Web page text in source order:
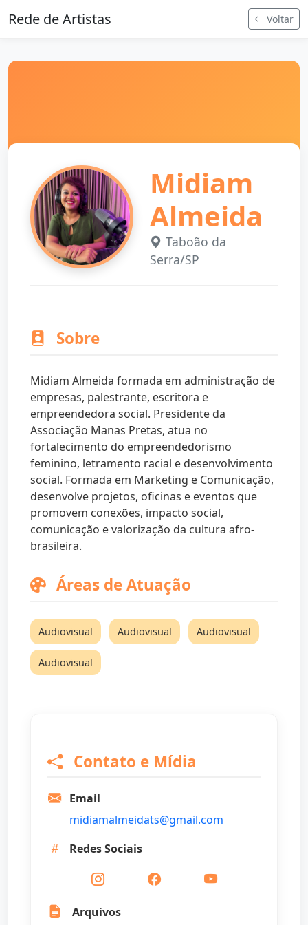
Rede de Artistas Voltar
Midiam
Almeida
Taboão da
Serra/SP
Sobre
Midiam Almeida formada em administração de
empresas, palestrante, escritora e
empreendedora social. Presidente da
Associação Manas Pretas, atua no
fortalecimento do empreendedorismo
feminino, letramento racial e desenvolvimento
social. Formada em Marketing e Comunicação,
desenvolve projetos, oficinas e eventos que
promovem conexões, impacto social,
comunicação e valorização da cultura afro-
brasileira.
Áreas de Atuação
Audiovisual Audiovisual Audiovisual
Audiovisual
Contato e Mídia
Email
midiamalmeidats@gmail.com
Redes Sociais
Arquivos